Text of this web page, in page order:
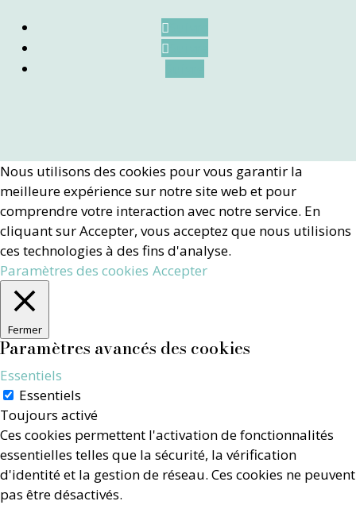
Nous utilisons des cookies pour vous garantir la
meilleure expérience sur notre site web et pour
comprendre votre interaction avec notre service. En
cliquant sur Accepter, vous acceptez que nous utilisions
ces technologies à des fins d'analyse.
Paramètres des cookies Accepter
Fermer
Paramètres avancés des cookies
Essentiels
Essentiels
Toujours activé
Ces cookies permettent l'activation de fonctionnalités
essentielles telles que la sécurité, la vérification
d'identité et la gestion de réseau. Ces cookies ne peuvent
pas être désactivés.